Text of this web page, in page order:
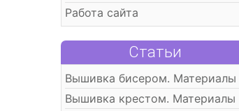
Работа сайта
Статьи
Вышивка бисером. Материалы
Вышивка крестом. Материалы